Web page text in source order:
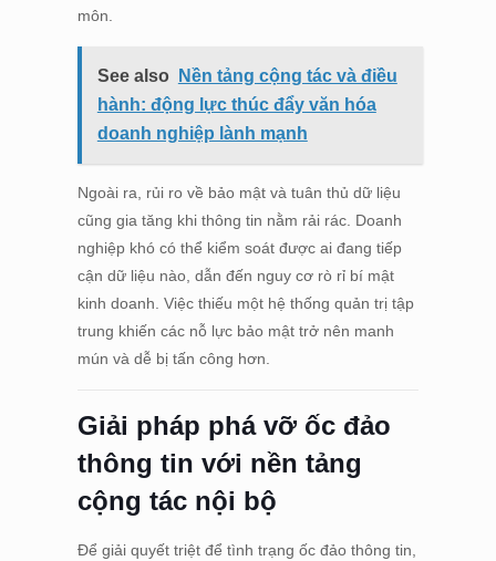
môn.
See also
Nền tảng cộng tác và điều
hành: động lực thúc đẩy văn hóa
doanh nghiệp lành mạnh
Ngoài ra, rủi ro về bảo mật và tuân thủ dữ liệu
cũng gia tăng khi thông tin nằm rải rác. Doanh
nghiệp khó có thể kiểm soát được ai đang tiếp
cận dữ liệu nào, dẫn đến nguy cơ rò rỉ bí mật
kinh doanh. Việc thiếu một hệ thống quản trị tập
trung khiến các nỗ lực bảo mật trở nên manh
mún và dễ bị tấn công hơn.
Giải pháp phá vỡ ốc đảo
thông tin với nền tảng
cộng tác nội bộ
Để giải quyết triệt để tình trạng ốc đảo thông tin,